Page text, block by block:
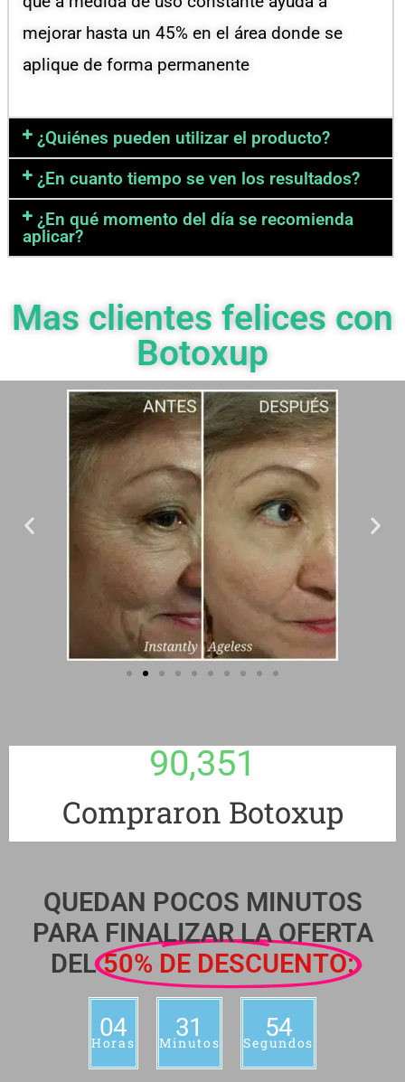
mejorar hasta un 45% en el área donde se
aplique de forma permanente
¿Quiénes pueden utilizar el producto?
¿En cuanto tiempo se ven los resultados?
¿En qué momento del día se recomienda
aplicar?
Mas clientes felices con
Botoxup
Compraron Botoxup
90,351
QUEDAN POCOS MINUTOS
PARA FINALIZAR LA OFERTA
DEL50% DE DESCUENTO:
04
Horas
31
Minutos
53
Segundos